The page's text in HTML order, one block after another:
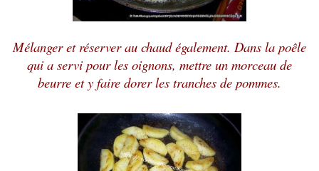
Mélanger et réserver au chaud également. Dans la poêle
qui a servi pour les oignons, mettre un morceau de
beurre et y faire dorer les tranches de pommes.